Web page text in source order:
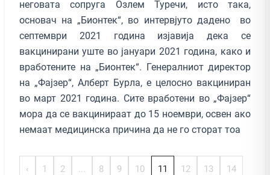
неговата сопруга Озлем Туречи, исто така,
основач на „Бионтек“, во интервјуто дадено во
септември 2021 година изјавија дека се
вакцинирани уште во јануари 2021 година, како и
вработените на „Бионтек“. Генералниот директор
на „Фајзер“, Алберт Бурла, е целосно вакциниран
во март 2021 година. Сите вработени во „Фајзер“
мора да се вакцинираат до 15 ноември, освен ако
немаат медицинска причина да не го сторат тоа
‹ 1 2 ... 8 9 10 11 12 13 14